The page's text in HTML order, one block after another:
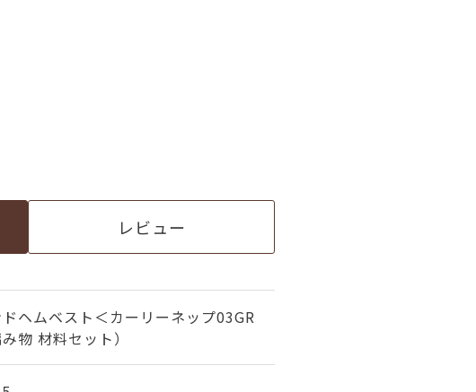
レビュー
ヘムベスト＜カーリーネップ03GR
物 材料セット）